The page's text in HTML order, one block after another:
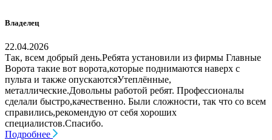
Владелец
22.04.2026
Так, всем добрый день.Ребята установили из фирмы Главные
Ворота такие вот ворота,которые поднимаются наверх с
пульта и также опускаютсяУтеплённые,
металлические.Довольны работой ребят. Профессионалы
сделали быстро,качественно. Были сложности, так что со всем
справились,рекомендую от себя хороших
специалистов.Спасибо.
Подробнее